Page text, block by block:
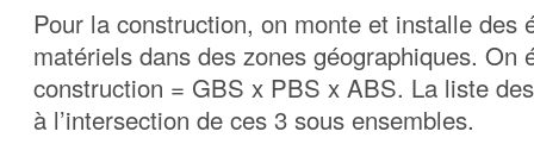
Pour la construction, on monte et installe des
matériels dans des zones géographiques. On
construction = GBS x PBS x ABS. La liste
à l’intersection de ces 3 sous ensembles.